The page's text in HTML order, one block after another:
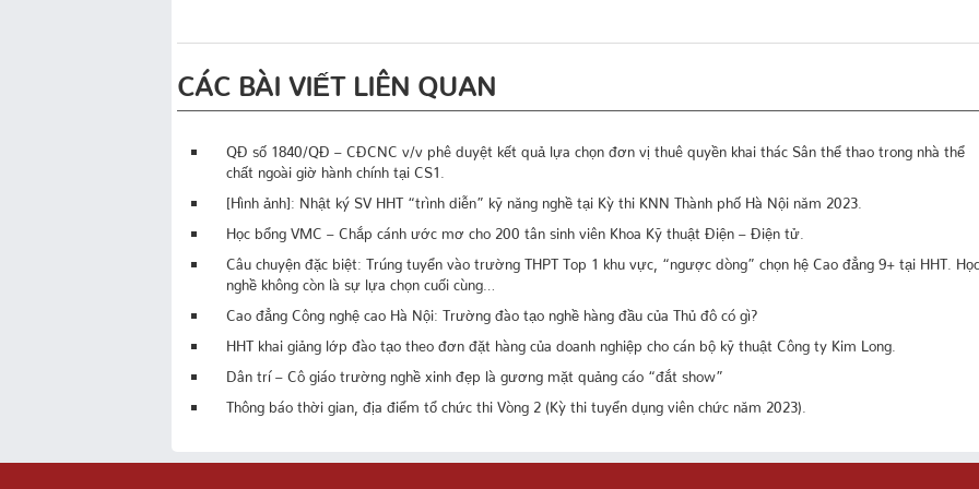
CÁC BÀI VIẾT LIÊN QUAN
QĐ số 1840/QĐ – CĐCNC v/v phê duyệt kết quả lựa chọn đơn vị thuê quyền khai thác Sân thể thao trong nhà thể
chất ngoài giờ hành chính tại CS1.
[Hình ảnh]: Nhật ký SV HHT “trình diễn” kỹ năng nghề tại Kỳ thi KNN Thành phố Hà Nội năm 2023.
Học bổng VMC – Chắp cánh ước mơ cho 200 tân sinh viên Khoa Kỹ thuật Điện – Điện tử.
Câu chuyện đặc biệt: Trúng tuyển vào trường THPT Top 1 khu vực, “ngược dòng” chọn hệ Cao đẳng 9+ tại HHT. Học
nghề không còn là sự lựa chọn cuối cùng…
Cao đẳng Công nghệ cao Hà Nội: Trường đào tạo nghề hàng đầu của Thủ đô có gì?
HHT khai giảng lớp đào tạo theo đơn đặt hàng của doanh nghiệp cho cán bộ kỹ thuật Công ty Kim Long.
Dân trí – Cô giáo trường nghề xinh đẹp là gương mặt quảng cáo “đắt show”
Thông báo thời gian, địa điểm tổ chức thi Vòng 2 (Kỳ thi tuyển dụng viên chức năm 2023).